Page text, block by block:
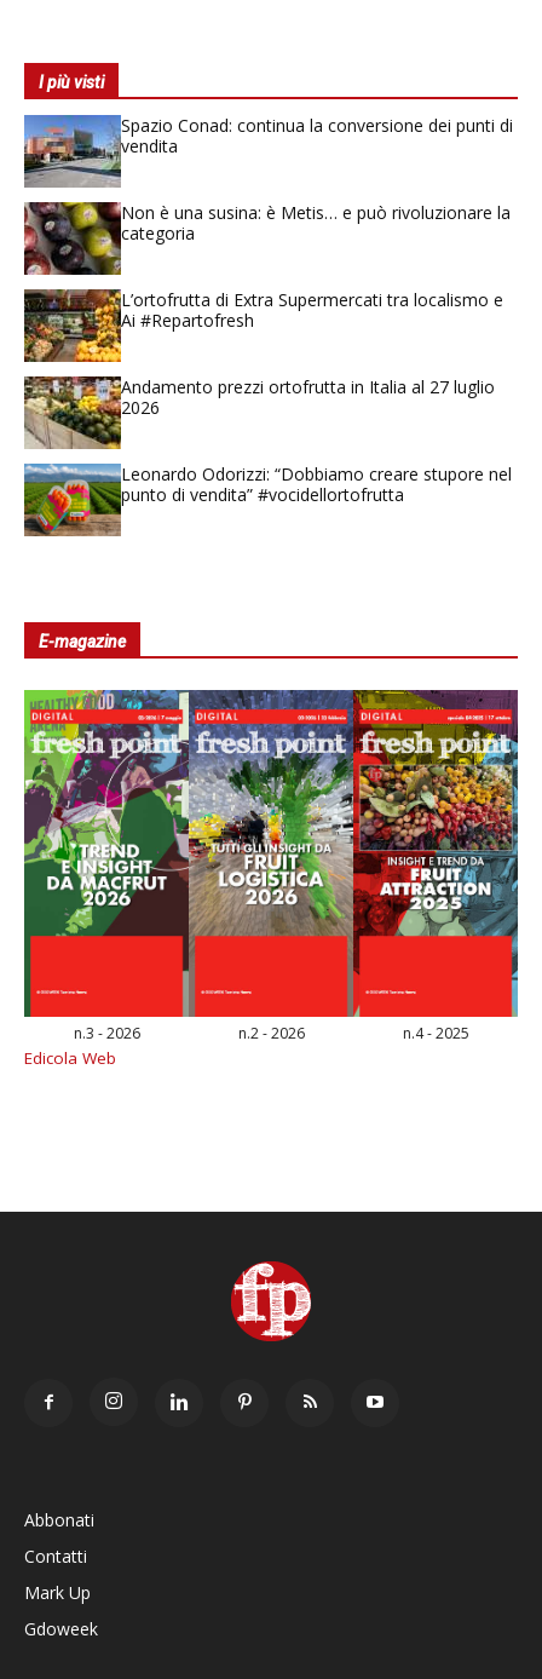
I più visti
Spazio Conad: continua la conversione dei punti di
vendita
Non è una susina: è Metis… e può rivoluzionare la
categoria
L’ortofrutta di Extra Supermercati tra localismo e
Ai #Repartofresh
Andamento prezzi ortofrutta in Italia al 27 luglio
2026
Leonardo Odorizzi: “Dobbiamo creare stupore nel
punto di vendita” #vocidellortofrutta
E-magazine
n.3 - 2026 n.2 - 2026 n.4 - 2025
Edicola Web
Abbonati
Contatti
Mark Up
Gdoweek